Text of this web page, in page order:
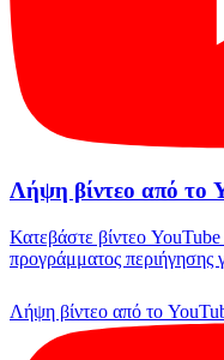
Λήψη βίντεο από το
Κατεβάστε βίντεο
προγράμματος περιήγησης
Λήψη βίντεο από το